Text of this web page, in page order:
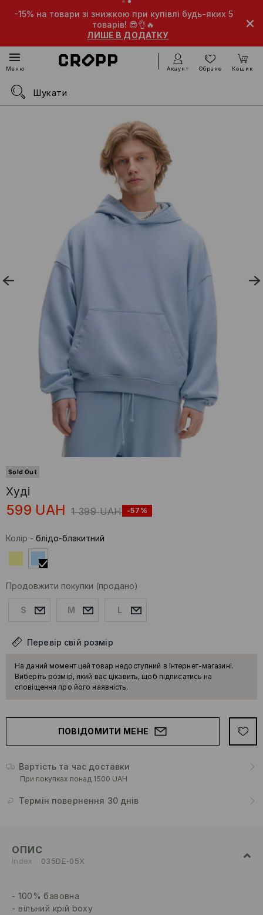
-10%
-15% на товари зі знижкою при купівлі будь-яких 5
товарів! 😎👌🔥
ЛИШЕ В ДОДАТКУ
Меню Акаунт Обране Кошик
Sold Out
Худі
599 UAH 1 399 UAH -57%
Колір - блідо-блакитний
Продовжити покупки (продано)
S M L
Перевір свій розмір
На даний момент цей товар недоступний в Інтернет-магазині.
Виберіть розмір, який вас цікавить, щоб підписатись на
сповіщення про його наявність.
ПОВІДОМИТИ МЕНЕ
Вартість та час доставки
При покупках понад 1500 UAH
Термін повернення 30 днів
ОПИС
Index 035DE-05X
100% бавовна
вільний крій boxy